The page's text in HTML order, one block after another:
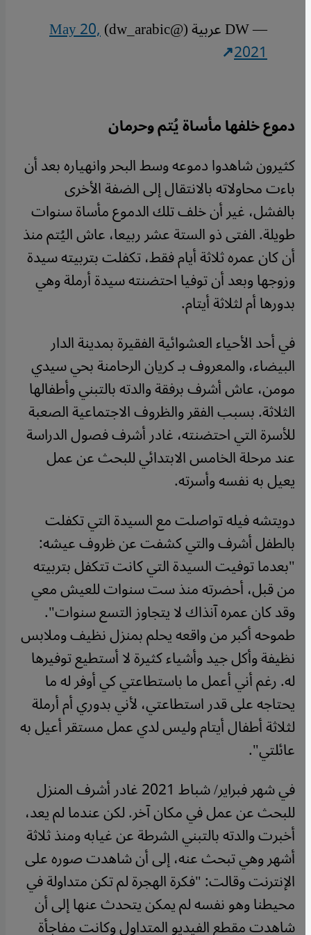
— DW عربية (@dw_arabic) May 20,
2021
دموع خلفها مأساة يُتم وحرمان
كثيرون شاهدوا دموعه وسط البحر وانهياره بعد أن
باءت محاولاته بالانتقال إلى الضفة الأخرى
بالفشل، غير أن خلف تلك الدموع مأساة سنوات
طويلة. الفتى ذو الستة عشر ربيعا، عاش اليُتم منذ
أن كان عمره ثلاثة أيام فقط، تكفلت بتربيته سيدة
وزوجها وبعد أن توفيا احتضنته سيدة أرملة وهي
بدورها أم لثلاثة أيتام.
في أحد الأحياء العشوائية الفقيرة بمدينة الدار
البيضاء، والمعروف بـ كريان الرحامنة بحي سيدي
مومن، عاش أشرف برفقة والدته بالتبني وأطفالها
الثلاثة. بسبب الفقر والظروف الاجتماعية الصعبة
للأسرة التي احتضنته، غادر أشرف فصول الدراسة
عند مرحلة الخامس الابتدائي للبحث عن عمل
يعيل به نفسه وأسرته.
دويتشه فيله تواصلت مع السيدة التي تكفلت
بالطفل أشرف والتي كشفت عن ظروف عيشه:
"بعدما توفيت السيدة التي كانت تتكفل بتربيته
من قبل، أحضرته منذ ست سنوات للعيش معي
وقد كان عمره آنذاك لا يتجاوز التسع سنوات".
طموحه أكبر من واقعه يحلم بمنزل نظيف وملابس
نظيفة وأكل جيد وأشياء كثيرة لا أستطيع توفيرها
له. رغم أني أعمل ما باستطاعتي كي أوفر له ما
يحتاجه على قدر استطاعتي، لأني بدوري أم أرملة
لثلاثة أطفال أيتام وليس لدي عمل مستقر أعيل به
عائلتي".
في شهر فبراير/ شباط 2021 غادر أشرف المنزل
للبحث عن عمل في مكان آخر. لكن عندما لم يعد،
أخبرت والدته بالتبني الشرطة عن غيابه ومنذ ثلاثة
أشهر وهي تبحث عنه، إلى أن شاهدت صوره على
الإنترنت وقالت: "فكرة الهجرة لم تكن متداولة في
محيطنا وهو نفسه لم يمكن يتحدث عنها إلى أن
شاهدت مقطع الفيديو المتداول وكانت مفاجأة